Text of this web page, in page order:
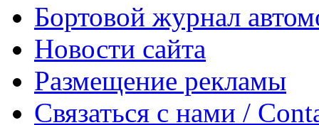
Бортовой журнал
Новости сайта
Размещение рекламы
Связаться с нами /